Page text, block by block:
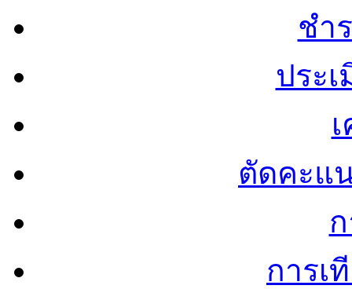
ชำ
ประ
ตัดคะแ
การเ